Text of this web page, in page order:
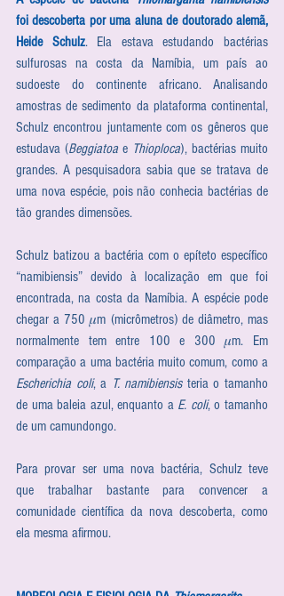
foi descoberta por uma aluna de doutorado alemã,
Heide Schulz. Ela estava estudando bactérias
sulfurosas na costa da Namíbia, um país ao
sudoeste do continente africano. Analisando
amostras de sedimento da plataforma continental,
Schulz encontrou juntamente com os gêneros que
estudava (Beggiatoa e Thioploca), bactérias muito
grandes. A pesquisadora sabia que se tratava de
uma nova espécie, pois não conhecia bactérias de
tão grandes dimensões.
Schulz batizou a bactéria com o epíteto específico
“namibiensis” devido à localização em que foi
encontrada, na costa da Namíbia. A espécie pode
chegar a 750 𝜇m (micrômetros) de diâmetro, mas
normalmente tem entre 100 e 300 𝜇m. Em
Escherichia coli, a T. namibiensis teria o tamanho
de uma baleia azul, enquanto a E. coli, o tamanho
de um camundongo.
Para provar ser uma nova bactéria, Schulz teve
que trabalhar bastante para convencer a
comunidade científica da nova descoberta, como
ela mesma afirmou.